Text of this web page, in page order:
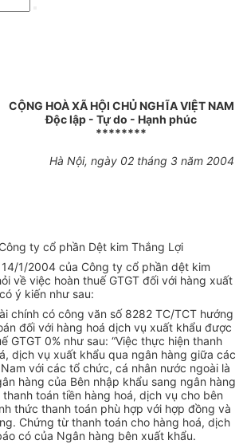
CỘNG HOÀ XÃ HỘI CHỦ NGHĨA VIỆT NAM
Độc lập - Tự do - Hạnh phúc
********
Hà Nội, ngày 02 tháng 3 năm 2004
Công ty cổ phần Dệt kim Thắng Lợi
1/2004 của Công ty cổ phần dệt kim
về việc hoàn thuế GTGT đối với hàng xuất
ý kiến như sau:
chính có công văn số 8282 TC/TCT hướng
đối với hàng hoá dịch vụ xuất khẩu được
GTGT 0% như sau: “Việc thực hiện thanh
dịch vụ xuất khẩu qua ngân hàng giữa các
với các tổ chức, cá nhân nước ngoài là
hàng của Bên nhập khẩu sang ngân hàng
toán tiền hàng hoá, dịch vụ cho bên
thức thanh toán phù hợp với hợp đồng và
Chứng từ thanh toán cho hàng hoá, dịch
có của Ngân hàng bên xuất khẩu.